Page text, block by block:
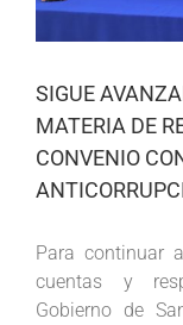
SIGUE
MATERIA DE
CONVENIO
Para continuar
cuentas y
Gobierno de